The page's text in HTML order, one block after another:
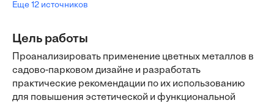
Еще 12 источников
Цель работы
Проанализировать применение цветных металлов в
садово-парковом дизайне и разработать
практические рекомендации по их использованию
для повышения эстетической и функциональной